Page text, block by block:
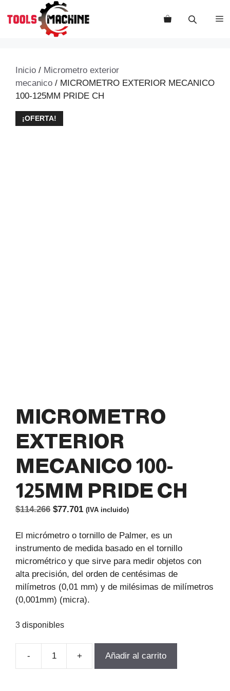
Inicio / Micrometro exterior
mecanico / MICROMETRO EXTERIOR MECANICO
100-125MM PRIDE CH
¡OFERTA!
MICROMETRO
EXTERIOR
MECANICO 100-
125MM PRIDE CH
$114.266 El
original
era:
$114.266.
$77.701El
actual
es:
$77.701.
(IVA incluido)
El micrómetro o tornillo de Palmer, es un
instrumento de medida basado en el tornillo
micrométrico y que sirve para medir objetos con
alta precisión, del orden de centésimas de
milímetros (0,01 mm) y de milésimas de milímetros
(0,001mm) (micra).
3 disponibles
-
MICROMETRO
+ Añadir al carrito